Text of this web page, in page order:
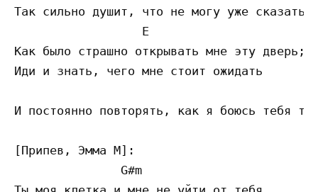
Так сильно душит, что не могу уже сказать:
                  E
Как было страшно открывать мне эту дверь;
Иди и знать, чего мне стоит ожидать
И постоянно повторять, как я боюсь тебя
[Припев, Эмма М]:
               G#m